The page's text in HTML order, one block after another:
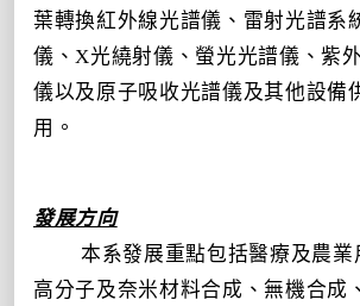
葉轉換紅外線光譜儀、雷射光譜系
儀、 X光繞射儀、螢光光譜儀、紫
儀以及原子吸收光譜儀及其他設備
用。
發展方向
本系發展重點包括醫療及農業
高分子及奈米材料合成、無機合成